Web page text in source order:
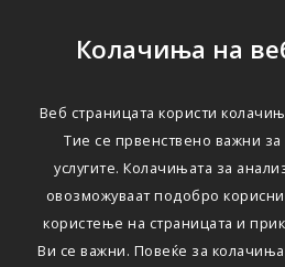
Колачиња на
Веб страницата користи
Тие се првенствено важни
услугите. Колачињата за
овозможуваат подобро
користење на страницата и
Ви се важни. Повеќе за